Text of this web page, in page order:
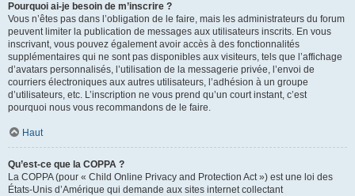
Pourquoi ai-je besoin de m’inscrire ?
Vous n’êtes pas dans l’obligation de le faire, mais les administrateurs du forum
peuvent limiter la publication de messages aux utilisateurs inscrits. En vous
inscrivant, vous pouvez également avoir accès à des fonctionnalités
supplémentaires qui ne sont pas disponibles aux visiteurs, tels que l’affichage
d’avatars personnalisés, l’utilisation de la messagerie privée, l’envoi de
courriers électroniques aux autres utilisateurs, l’adhésion à un groupe
d’utilisateurs, etc. L’inscription ne vous prend qu’un court instant, c’est
pourquoi nous vous recommandons de le faire.
Haut
Qu’est-ce que la COPPA ?
La COPPA (pour « Child Online Privacy and Protection Act ») est une loi des
États-Unis d’Amérique qui demande aux sites internet collectant